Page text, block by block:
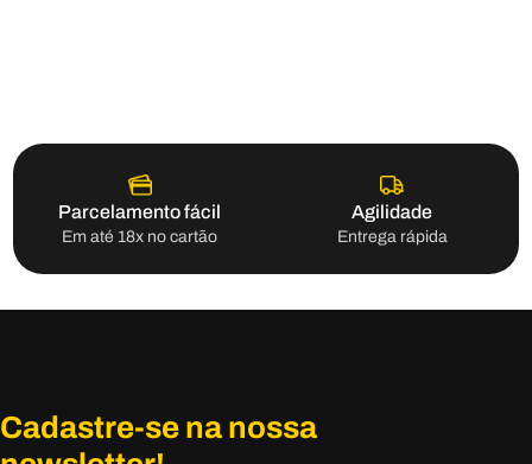
Parcelamento fácil
Em até 18x no cartão
Agilidade
Entrega rápida
Cadastre-se na nossa